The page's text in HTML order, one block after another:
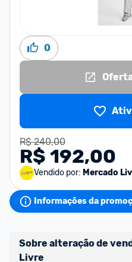
0
R$ 240,00
R$ 192,00
Vendido por: Mercado
Informações da
Sobre alteração de
Livre